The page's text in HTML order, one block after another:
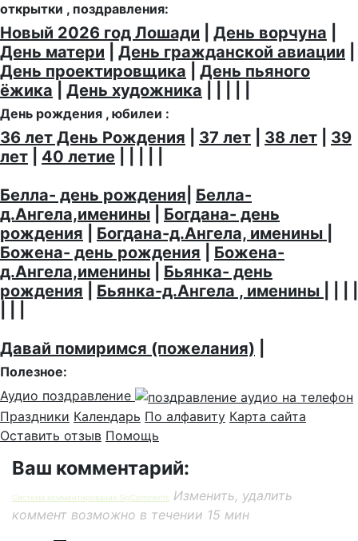
открытки , поздравления:
Новый 2026 год Лошади День ворчуна
День матери
День гражданской авиации
День проектировщика
День пьяного
ёжика
День художника
День рождения , юбилеи :
36 лет День Рождения 37 лет 38 лет
39
лет
40 летие
Белла- день рождения Белла-
д.Ангела,именины
Богдана- день
рождения
Богдана-д.Ангела, именины
Божена- день рождения
Божена-
д.Ангела,именины
Бьянка- день
рождения
Бьянка-д.Ангела , именины
Давай помиримся (пожелания)
Полезное:
Аудио поздравление
Праздники Календарь По алфавиту Карта сайта
Оставить отзыв Помощь
Ваш комментарий:
Система комментирования SigComments
Изменить, удалить
коммент возможно в течении 15 мин